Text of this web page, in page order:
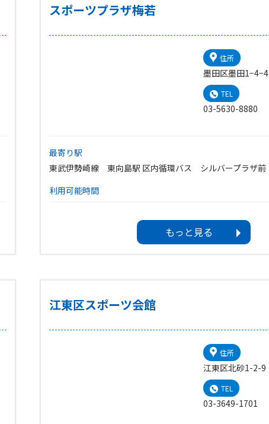
スポーツプラザ梅若
住所
墨田区墨田1−4−4
TEL
03-5630-8880
最寄り駅
東武伊勢崎線 東向島駅 区内循環バス シルバープラザ前
利用可能時間
日曜日・祝日 9:00〜21:00
第三火曜日（祝日の場合は直後の平日）
もっと見る
江東区スポーツ会館
住所
江東区北砂1-2-9
TEL
03-3649-1701